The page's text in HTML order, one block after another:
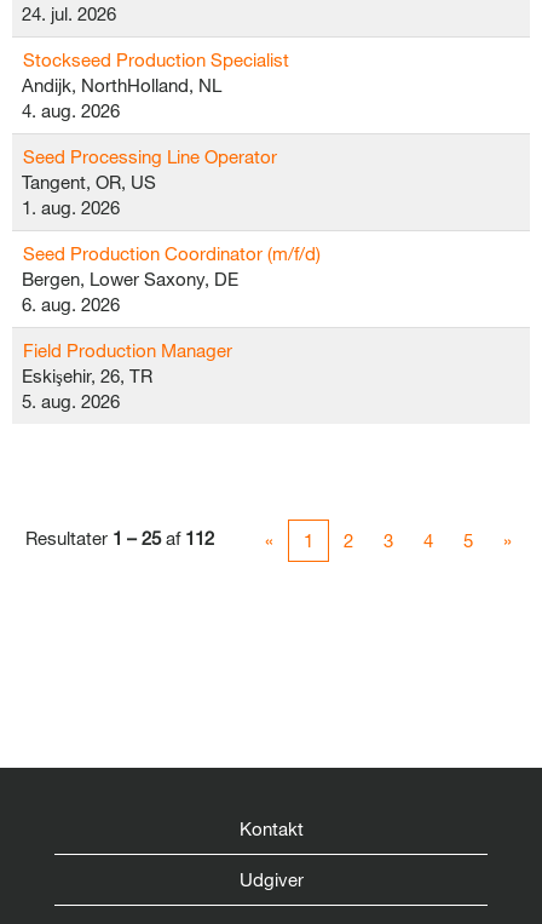
24. jul. 2026
Stockseed Production Specialist
Andijk, NorthHolland, NL
4. aug. 2026
Seed Processing Line Operator
Tangent, OR, US
1. aug. 2026
Seed Production Coordinator (m/f/d)
Bergen, Lower Saxony, DE
6. aug. 2026
Field Production Manager
Eskişehir, 26, TR
5. aug. 2026
Resultater 1 – 25af 112 « 1 2 3 4 5 »
Kontakt
Udgiver